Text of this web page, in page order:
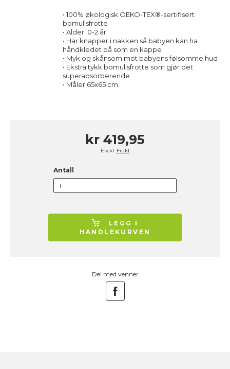
• 100% økologisk OEKO-TEX®-sertifisert
bomullsfrotte
• Alder: 0-2 år
• Har knapper i nakken så babyen kan ha
håndkledet på som en kappe
• Myk og skånsom mot babyens følsomme hud
• Ekstra tykk bomullsfrotte som gjør det
superabsorberende
• Måler 65x65 cm.
kr 419,95
Ekskl. Frakt
Antall
LEGG I
HANDLEKURVEN
Del med venner